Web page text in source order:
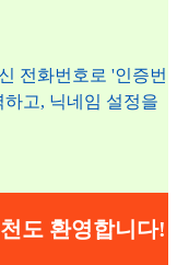
전화번호로 '인증번
고, 닉네임 설정을
도 환영합니다!